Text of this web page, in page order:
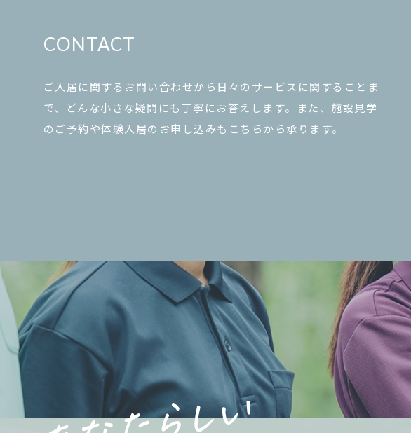
CONTACT
ご入居に関するお問い合わせから日々のサービスに関することま
で、どんな小さな疑問にも丁寧にお答えします。また、施設見学
のご予約や体験入居のお申し込みもこちらから承ります。